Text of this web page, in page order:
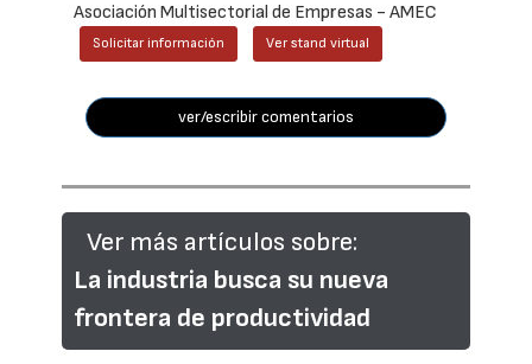
Asociación Multisectorial de Empresas - AMEC
Solicitar información Ver stand virtual
ver/escribir comentarios
Ver más artículos sobre:
La industria busca su nueva
frontera de productividad